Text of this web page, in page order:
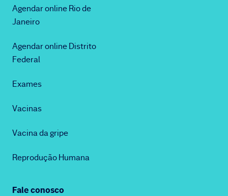
Agendar online Rio de
Janeiro
Agendar online Distrito
Federal
Exames
Vacinas
Vacina da gripe
Reprodução Humana
Fale conosco